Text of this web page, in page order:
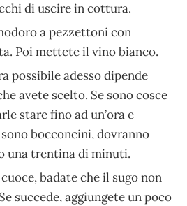
di uscire in cottura.
a pezzettoni con
Poi mettete il vino bianco.
possibile adesso dipende
avete scelto. Se sono cosce
stare fino ad un’ora e
sono bocconcini, dovranno
una trentina di minuti.
badate che il sugo non
succede, aggiungete un poco